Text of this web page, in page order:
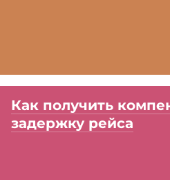
Как получить
задержку рейса